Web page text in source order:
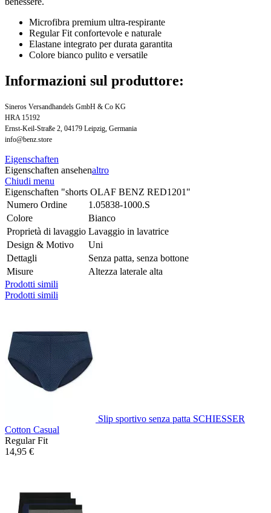
Microfibra premium ultra-respirante
Regular Fit confortevole e naturale
Elastane integrato per durata garantita
Colore bianco pulito e versatile
Informazioni sul produttore:
Sineros Versandhandels GmbH & Co KG
HRA 15192
Ernst-Keil-Straße 2, 04179 Leipzig, Germania
info@benz.store
Eigenschaften
Eigenschaften ansehenaltro
Chiudi menu
Eigenschaften "shorts OLAF BENZ RED1201"
Numero Ordine
1.05838-1000.S
Colore
Bianco
Proprietà di lavaggio Lavaggio in lavatrice
Design & Motivo
Uni
Dettagli
Senza patta, senza bottone
Misure
Altezza laterale alta
Prodotti simili
Prodotti simili
Slip sportivo senza patta SCHIESSER
Cotton Casual
Regular Fit
14,95 €